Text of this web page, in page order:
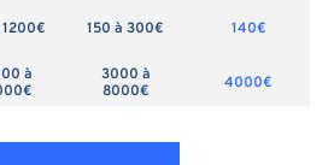
150 à 300€ 140€
à
3000 à
8000€
4000€